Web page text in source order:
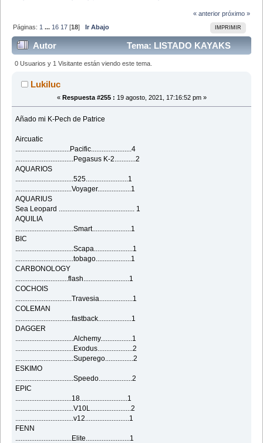
« anterior próximo »
IMPRIMIR
Páginas: 1 ... 16 17 [18]Ir Abajo
Autor
Tema: LISTADO KAYAKS
(Leído 358502 veces)
0 Usuarios y 1 Visitante están viendo este tema.
Lukiluc
« Respuesta #255 : 19 agosto, 2021, 17:16:52 pm »
Añado mi K-Pech de Patrice
Aircuatic
...............................Pacific.......................4
.................................Pegasus K-2............2
AQUARIOS
.................................525........................1
................................Voyager...................1
AQUARIUS
Sea Leopard ........................................... 1
AQUILIA
.................................Smart......................1
BIC
.................................Scapa......................1
.................................tobago....................1
CARBONOLOGY
..............................flash..........................1
COCHOIS
................................Travesia...................1
COLEMAN
................................fastback...................1
DAGGER
.................................Alchemy..................1
.................................Exodus....................2
.................................Superego................2
ESKIMO
.................................Speedo...................2
EPIC
................................18...........................1
.................................V10L.......................2
.................................v12.........................1
FENN
................................Elite.........................1